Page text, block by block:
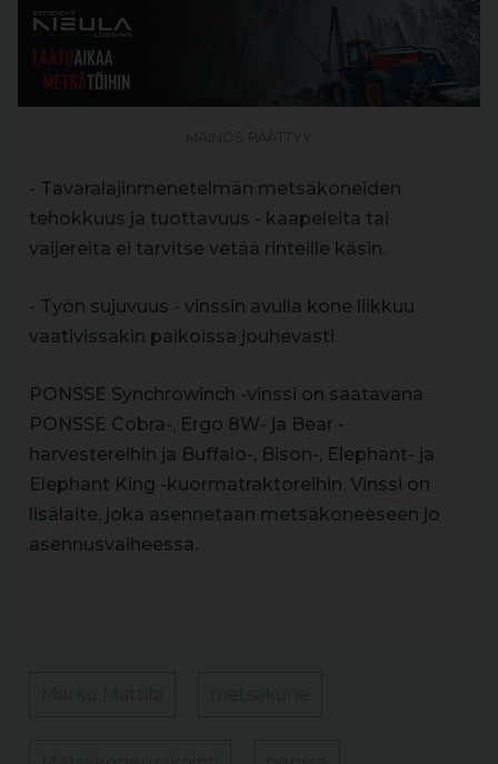
- Tavaralajinmenetelmän metsäkoneiden
tehokkuus ja tuottavuus - kaapeleita tai
vaijereita ei tarvitse vetää rinteille käsin.
- Työn sujuvuus - vinssin avulla kone liikkuu
vaativissakin paikoissa jouhevasti
PONSSE Synchrowinch -vinssi on saatavana
PONSSE Cobra-, Ergo 8W- ja Bear -
harvestereihin ja Buffalo-, Bison-, Elephant- ja
Elephant King -kuormatraktoreihin. Vinssi on
lisälaite, joka asennetaan metsäkoneeseen jo
asennusvaiheessa.